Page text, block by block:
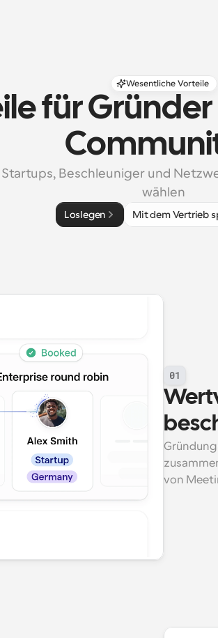
Wesentliche Vorteile
für
Beschleuniger und
wählen
Loslegen Mit dem Vertrieb
01
von